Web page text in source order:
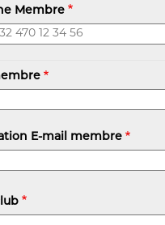
Membre
E-mail membre